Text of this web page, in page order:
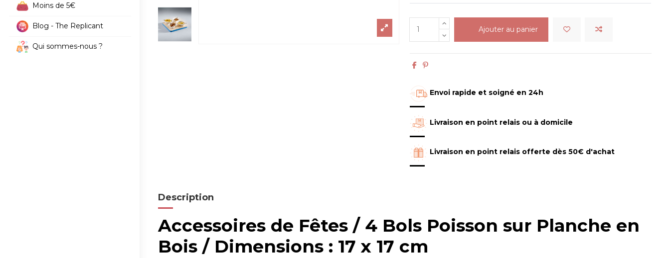
Moins de 5€
Blog - The Replicant
Qui sommes-nous ?
Ajouter au panier
Envoi rapide et soigné en 24h
Livraison en point relais ou à domicile
Livraison en point relais offerte dès 50€ d'achat
Description
Accessoires de Fêtes / 4 Bols Poisson sur Planche en
Bois / Dimensions : 17 x 17 cm